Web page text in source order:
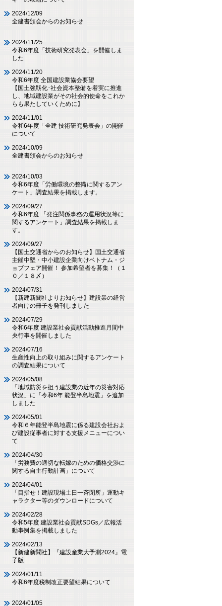
2024/12/09
全建書頒会からのお知らせ
2024/11/25
令和6年度「技術研究発表会」を開催しま
した
2024/11/20
令和6年度 全国建設業協会要望
【国土強靱化･社会資本整備を着実に推進
し、地域建設業がその社会的使命をこれか
らも果たしていくために】
2024/11/01
令和6年度「全建 技術研究発表会」の開催
について
2024/10/09
全建書頒会からのお知らせ
2024/10/03
令和6年度「労働環境の整備に関するアン
ケート」調査結果を掲載します。
2024/09/27
令和6年度 「発注関係事務の運用状況等に
関するアンケート」調査結果を掲載しま
す。
2024/09/27
【国土交通省からのお知らせ】国土交通省
主催中堅・中小建設企業向けベトナム・ジ
ョブフェア開催！ 参加希望者を募集！（１
０／１８〆）
2024/07/31
【新建新聞社よりお知らせ】建設業の経営
者向けの冊子を発刊しました
2024/07/29
令和6年度 建設業社会貢献活動推進月間中
央行事を開催しました
2024/07/16
生産性向上の取り組みに関するアンケート
の調査結果について
2024/05/08
「地域防災を担う建設業の近年の災害対応
状況」に「令和6年 能登半島地震」を追加
しました
2024/05/01
令和６年能登半島地震に係る建設会社およ
び建設従事者に対する支援メニューについ
て
2024/04/30
「労務費の適切な転嫁のための価格交渉に
関する自主行動計画」について
2024/04/01
「目指せ！建設現場土日一斉閉所」運動キ
ャラクター等のダウンロードについて
2024/02/28
令和5年度 建設業社会貢献SDGs／広報活
動事例集を掲載しました
2024/02/13
【新建新聞社】『建設産業大予測2024』電
子版
2024/01/11
令和6年度税制改正要望結果について
2024/01/05